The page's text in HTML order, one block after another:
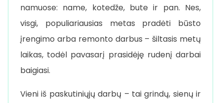
namuose: name, kotedže, bute ir pan. Nes,
visgi, populiariausias metas pradėti būsto
įrengimo arba remonto darbus – šiltasis metų
laikas, todėl pavasarį prasidėję rudenį darbai
baigiasi.
Vieni iš paskutiniųjų darbų – tai grindų, sienų ir